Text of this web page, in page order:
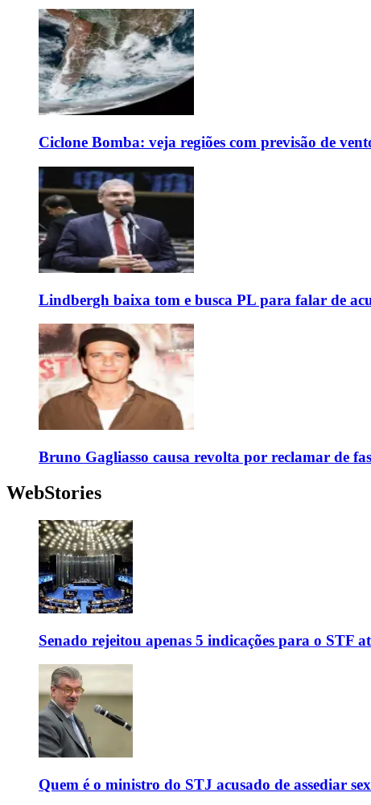
Ciclone Bomba: veja regiões com previsão de
Lindbergh baixa tom e busca PL para falar de
Bruno Gagliasso causa revolta por reclamar de
WebStories
Senado rejeitou apenas 5 indicações para o STF
Quem é o ministro do STJ acusado de assediar